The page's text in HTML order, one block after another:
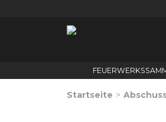
Startseite >